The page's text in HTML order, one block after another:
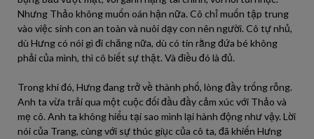
Nhưng Thảo không muốn oán hận nữa. Cô chỉ muốn tập trung
vào việc sinh con an toàn và nuôi dạy con nên người. Cô tự nhủ,
dù Hưng có nói gì đi chăng nữa, dù có tin rằng đứa bé không
phải của mình, thì cô biết sự thật. Và điều đó là đủ.
Trong khi đó, Hưng đang trở về thành phố, lòng đầy trống rỗng.
Anh ta vừa trải qua một cuộc đối đầu đầy cảm xúc với Thảo và
mẹ cô. Anh ta không hiểu tại sao mình lại hành động như vậy. Lời
nói của Trang, cùng với sự thúc giục của cô ta, đã khiến Hưng